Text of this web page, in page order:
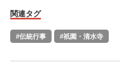
関連タグ
#伝統行事 #祇園・清水寺